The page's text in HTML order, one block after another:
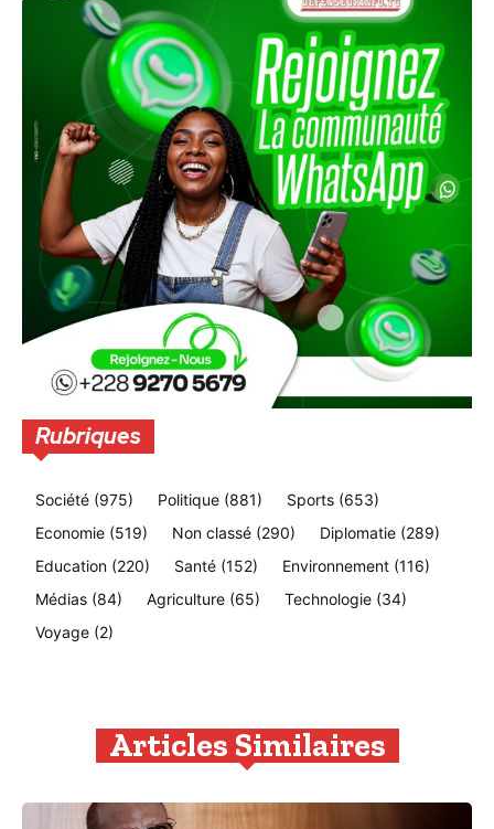
Rubriques
Société (975) Politique (881) Sports (653)
Economie (519) Non classé (290) Diplomatie (289)
Education (220) Santé (152) Environnement (116)
Médias (84) Agriculture (65) Technologie (34)
Voyage (2)
Articles Similaires